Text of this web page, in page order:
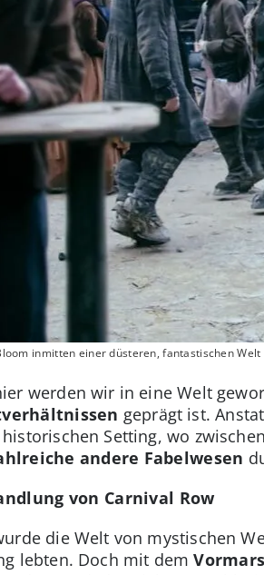
inmitten einer düsteren, fantastischen
werden wir in eine Welt
geprägt ist.
Setting, wo
andere Fabelwesen
von Carnival Row
die Welt von mystischen
lebten. Doch mit dem